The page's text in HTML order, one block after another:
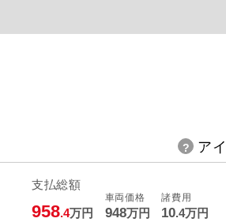
ア
支払総額
958.4万円
車両価格
948万円
諸費用
10.4万円